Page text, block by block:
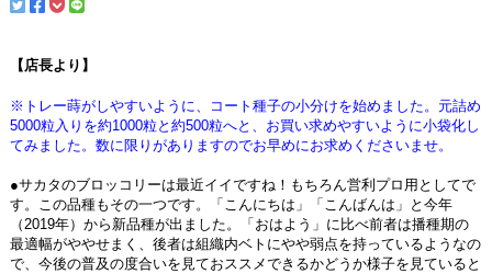
【店長より】
※トレー蒔がしやすいように、コート種子の小分けを始めました。元詰め
5000粒入りを約1000粒と約500粒へと、お買い求めやすいように小袋化し
てみました。数に限りがありますのでお早めにお求めくださいませ。
●サカタのブロッコリーは最近イイですね！もちろん営利プロ用としてで
す。この品種もその一つです。「こんにちは」「こんばんは」と今年
（2019年）から新品種が出ました。「おはよう」に比べ前者は播種期の
最適幅がややせまく、後者は組織内ベトにやや弱点を持っているようなの
で、今後の普及の度合いを見ておススメできるかどうか様子を見ていると